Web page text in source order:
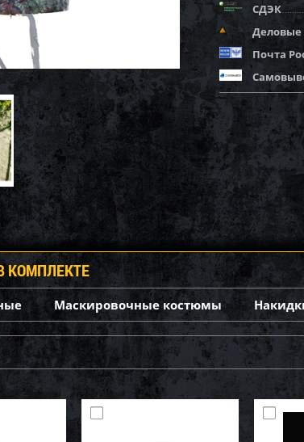
СДЭК
Почта
КОМПЛЕКТЕ
Маскировочные костюмы